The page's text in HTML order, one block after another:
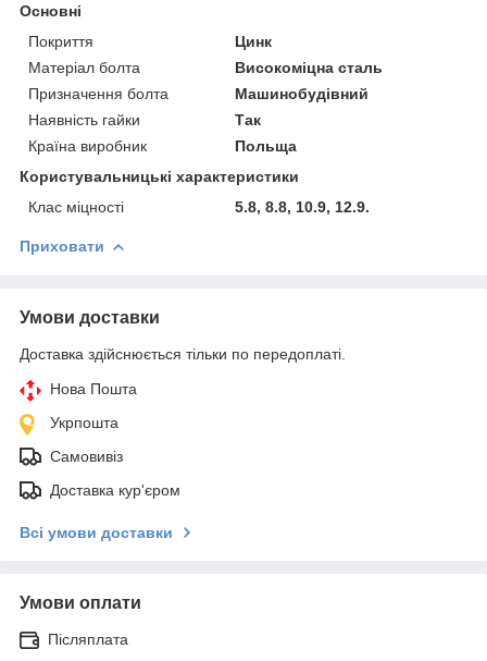
Основні
Покриття
Цинк
Матеріал болта
Високоміцна сталь
Призначення болта
Машинобудівний
Наявність гайки
Так
Країна виробник
Польща
Користувальницькі характеристики
Клас міцності
5.8, 8.8, 10.9, 12.9.
Приховати
Умови доставки
Доставка здійснюється тільки по передоплаті.
Нова Пошта
Укрпошта
Самовивіз
Доставка кур'єром
Всі умови доставки
Умови оплати
Післяплата